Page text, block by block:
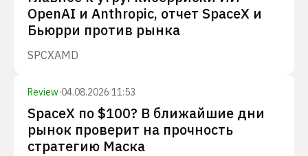
OpenAI и Anthropic, отчет SpaceX и
Бьюрри против рынка
SPCXAMD
Review·04.08.2026 11:53
SpaceX по $100? В ближайшие дни
рынок проверит на прочность
стратегию Маска